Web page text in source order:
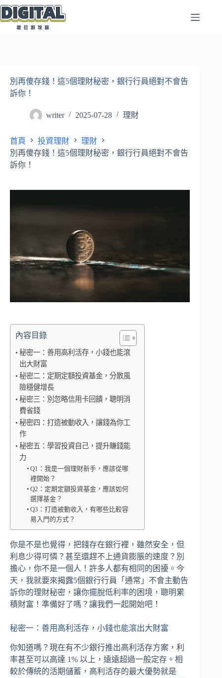
跳
至
別再傻存錢！這5個理財秘密，銀行行員絕對不會告
訴你！
writer 2025-07-28 理財
首頁 投資理財
理財
別再傻存錢！這5個理財秘密，銀行行員絕對不會告
訴你！
內容目錄
秘密一：善用高利活存，小錢也能滾
出大財富
秘密二：定期定額投資基金，分散風
險穩健增長
秘密三：別忽略信用卡回饋，聰明消
費省錢
秘密四：打造被動收入，讓錢為你工
作
秘密五：學習投資自己，提升賺錢能
力
Q1：我是一個理財新手，應該從哪
裡開始？
Q2：定期定額投資基金，應該如何
選擇基金？
Q3：打造被動收入，有哪些比較容
易入門的方式？
你是不是也覺得，把錢存在銀行裡，雖然安全，但
利息少得可憐？甚至還趕不上通貨膨脹的速度？別
擔心，你不是一個人！許多人都有相同的困擾。今
天，我就要來揭露5個銀行行員「通常」不會主動告
訴你的理財秘密，讓你擺脫低利率的困境，聰明累
積財富！準備好了嗎？讓我們一起開始吧！
秘密一：善用高利活存，小錢也能滾出大財富
你知道嗎？現在有不少銀行推出高利活存方案，利
率甚至可以高達 1% 以上，遠遠超過一般定存。相
較於傳統的活期儲蓄，高利活存的最大優勢就是